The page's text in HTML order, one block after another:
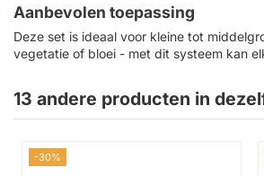
Aanbevolen toepassing
Deze set is ideaal voor kleine tot
vegetatie of bloei - met dit systeem kan
13 andere producten in
-30%